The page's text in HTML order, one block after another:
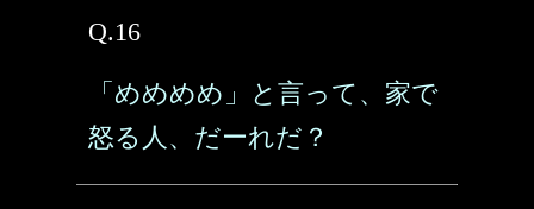
Q.16
「めめめめ」と言って、家で
怒る人、だーれだ？